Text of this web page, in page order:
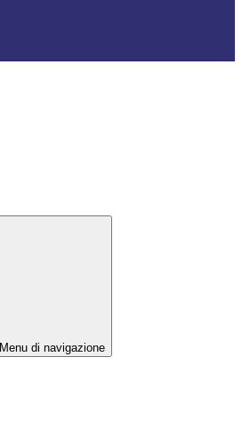
Menu di navigazione